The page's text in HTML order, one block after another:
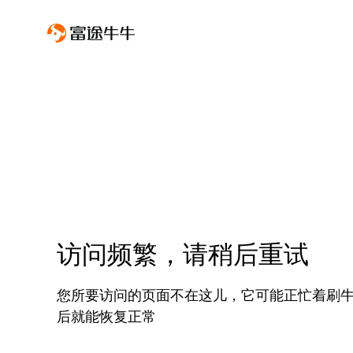
访问频繁，请稍后重试
您所要访问的页面不在这儿，它可能正忙着刷
后就能恢复正常